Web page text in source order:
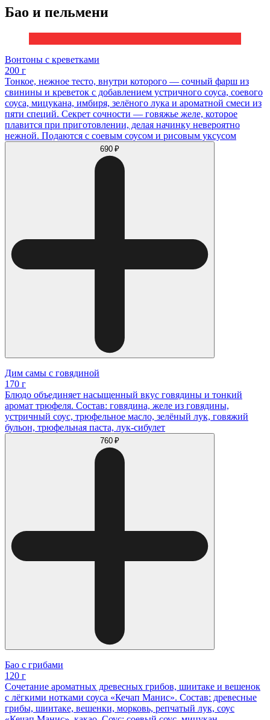
Бао и пельмени
Вонтоны с креветками
200 г
Тонкое, нежное тесто, внутри которого — сочный фарш из
свинины и креветок с добавлением устричного соуса, соевого
соуса, мицукана, имбиря, зелёного лука и ароматной смеси из
пяти специй. Секрет сочности — говяжье желе, которое
плавится при приготовлении, делая начинку невероятно
нежной. Подаются с соевым соусом и рисовым уксусом
690 ₽
Дим самы с говядиной
170 г
Блюдо объединяет насыщенный вкус говядины и тонкий
аромат трюфеля. Состав: говядина, желе из говядины,
устричный соус, трюфельное масло, зелёный лук, говяжий
бульон, трюфельная паста, лук-сибулет
760 ₽
Бао с грибами
120 г
Сочетание ароматных древесных грибов, шиитаке и вешенок
с лёгкими нотками соуса «Кечап Манис». Состав: древесные
грибы, шиитаке, вешенки, морковь, репчатый лук, соус